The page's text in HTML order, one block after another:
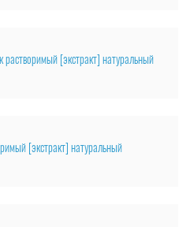
[экстракт] натуральный
[экстракт] натуральный